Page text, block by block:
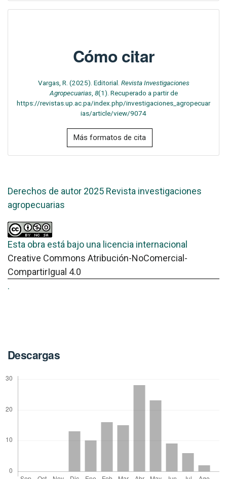
Cómo citar
Vargas, R. (2025). Editorial. Revista Investigaciones
Agropecuarias, 8(1). Recuperado a partir de
https://revistas.up.ac.pa/index.php/investigaciones_agropecuar
ias/article/view/9074
Más formatos de cita
Derechos de autor 2025 Revista investigaciones
agropecuarias
Esta obra está bajo una licencia internacional
Creative Commons Atribución-NoComercial-
CompartirIgual 4.0
.
Descargas